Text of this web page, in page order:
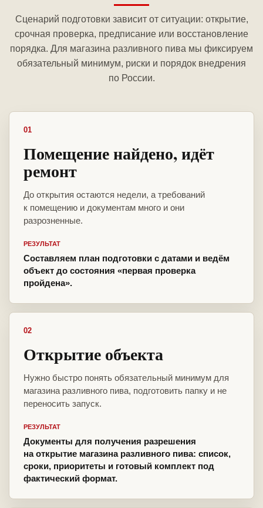
Сценарий подготовки зависит от ситуации: открытие,
срочная проверка, предписание или восстановление
порядка. Для магазина разливного пива мы фиксируем
обязательный минимум, риски и порядок внедрения
по России.
01
Помещение найдено, идёт
ремонт
До открытия остаются недели, а требований
к помещению и документам много и они
разрозненные.
РЕЗУЛЬТАТ
Составляем план подготовки с датами и ведём
объект до состояния «первая проверка
пройдена».
02
Открытие объекта
Нужно быстро понять обязательный минимум для
магазина разливного пива, подготовить папку и не
переносить запуск.
РЕЗУЛЬТАТ
Документы для получения разрешения
на открытие магазина разливного пива: список,
сроки, приоритеты и готовый комплект под
фактический формат.